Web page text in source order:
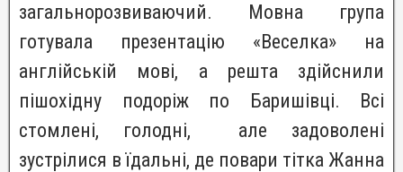
загальнорозвиваючий. Мовна група
готувала презентацію «Веселка» на
англійській мові, а решта здійснили
пішохідну подоріж по Баришівці. Всі
стомлені, голодні, але задоволені
зустрілися в їдальні, де повари тітка Жанна